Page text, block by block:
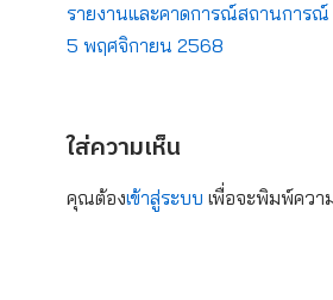
รายงานและคาดการณ์สถานการ
5 พฤศจิกายน 2568
ใส่ความเห็น
คุณต้องเข้าสู่ระบบ เพื่อจะพิมพ์ควา